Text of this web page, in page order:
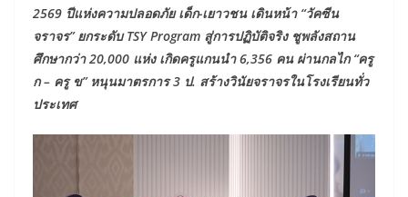
2569 ปีแห่งความปลอดภัย เด็ก-เยาวชน เดินหน้า “วัคซีน
จราจร” ยกระดับ TSY Program สู่การปฏิบัติจริง ชูพลังสถาน
ศึกษากว่า 20,000 แห่ง เกิดครูแกนนำ 6,356 คน ผ่านกลไก “ครู
ก – ครู ข” หนุนมาตรการ 3 ป. สร้างวินัยจราจรในโรงเรียนทั่ว
ประเทศ